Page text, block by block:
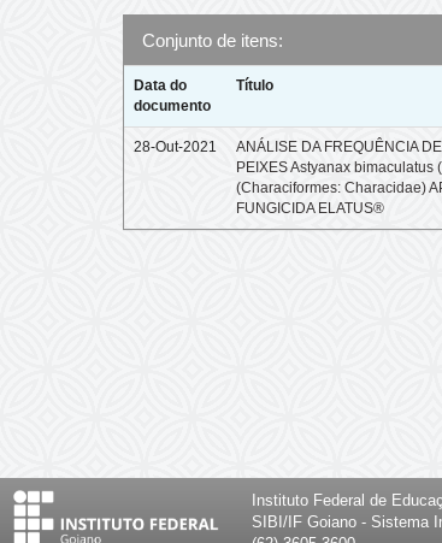
Conjunto de itens:
Data do
documento
Título
28-Out-2021
ANÁLISE DA FREQUÊNCIA
PEIXES Astyanax bimaculatus
(Characiformes: Characidae)
FUNGICIDA ELATUS®
Instituto Federal de
SIBI/IF Goiano - Sistema